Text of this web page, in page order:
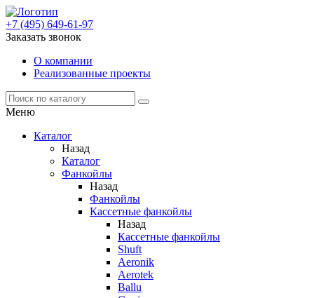
+7 (495) 649-61-97
Заказать звонок
О компании
Реализованные проекты
Меню
Каталог
Назад
Каталог
Фанкойлы
Назад
Фанкойлы
Кассетные фанкойлы
Назад
Кассетные фанкойлы
Shuft
Aeronik
Aerotek
Ballu